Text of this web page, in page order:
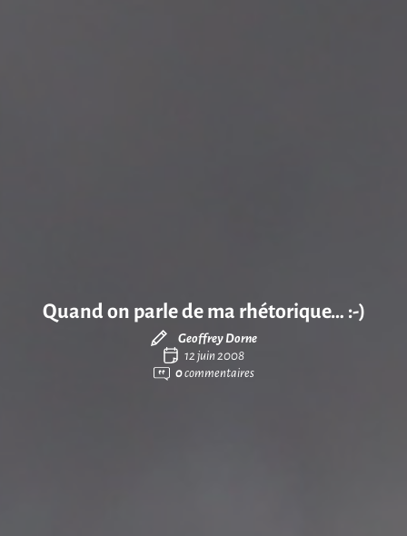
Quand on parle de ma rhétorique… :-)
Geoffrey Dorne
12 juin 2008
0commentaires